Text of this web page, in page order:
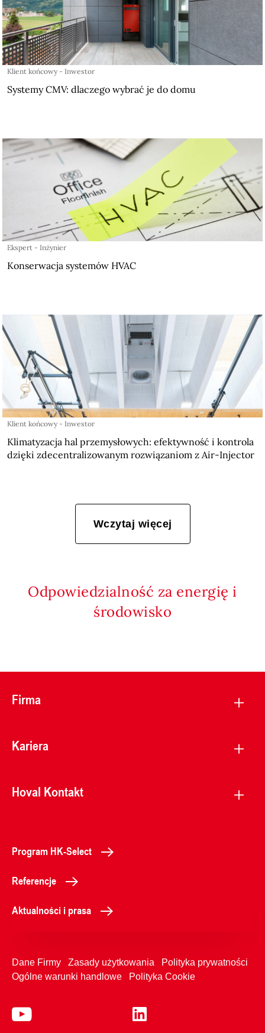
Klient końcowy - Inwestor
Systemy CMV: dlaczego wybrać je do domu
Ekspert - Inżynier
Konserwacja systemów HVAC
Klient końcowy - Inwestor
Klimatyzacja hal przemysłowych: efektywność i kontrola
dzięki zdecentralizowanym rozwiązaniom z Air-Injector
Wczytaj więcej
Odpowiedzialność za energię i
środowisko
Firma
Kariera
Hoval Kontakt
Program HK-Select
Referencje
Aktualności i prasa
Dane Firmy Zasady użytkowania
Polityka prywatności
Ogólne warunki handlowe
Polityka Cookie